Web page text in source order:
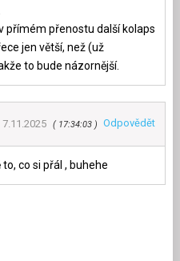
přímém přenostu další kolaps
jen větší, než (už
to bude názornější.
7.11.2025 17:34:03 Odpovědět
co si přál , buhehe